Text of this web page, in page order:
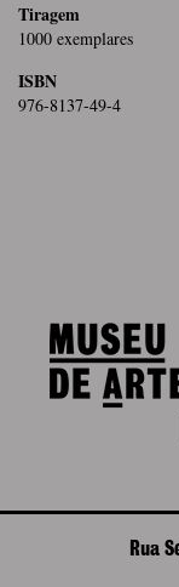
Tiragem
1000 exemplares
ISBN
976-8137-49-4
Rua